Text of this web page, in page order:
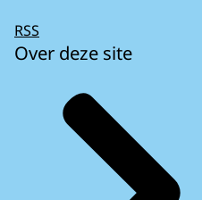
RSS
Over deze site